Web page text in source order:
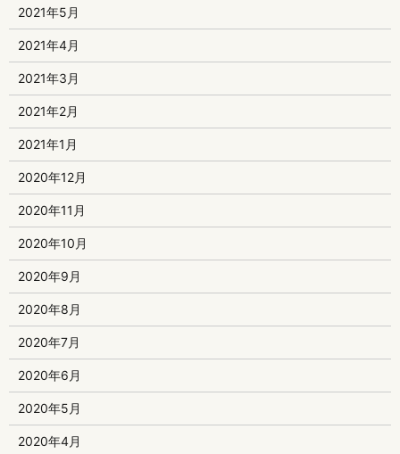
2021年5月
2021年4月
2021年3月
2021年2月
2021年1月
2020年12月
2020年11月
2020年10月
2020年9月
2020年8月
2020年7月
2020年6月
2020年5月
2020年4月